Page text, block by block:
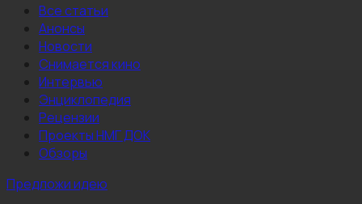
Все статьи
Анонсы
Новости
Снимается кино
Интервью
Энциклопедия
Рецензии
Проекты НМГ ДОК
Обзоры
Предложи идею